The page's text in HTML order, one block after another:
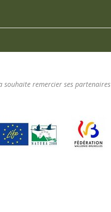
souhaite remercier ses partenaires